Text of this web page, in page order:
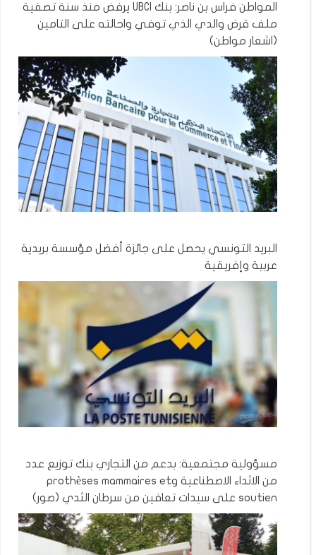
المواطن فراس بن ناصر: بنك UBCI يرفض منذ سنة تصفية
ملف قرض والدي الذي توفي واحالته على التامين
(اشعار مواطن)
البريد التونسي يحصل على جائزة أفضل مؤسسة بريدية
عربية وإفريقية
مسؤولية مجتمعية: بدعم من التجاري بنك توزيع عدد
من الاثداء الاصطناعية وprothèses mammaires et
soutien على سيدات تعافين من سرطان الثدي (صور)